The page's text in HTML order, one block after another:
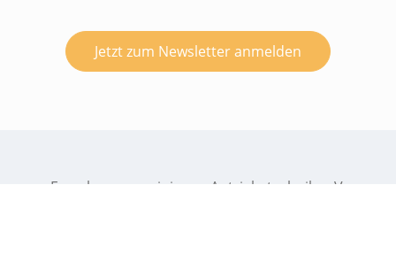
Jetzt zum Newsletter anmelden
Forschungsvereinigung Antriebstechnik e. V.